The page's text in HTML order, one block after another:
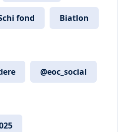
fond Biatlon
@eoc_social